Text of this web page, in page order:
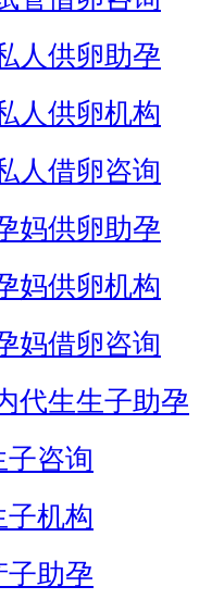
人供卵助孕
人供卵机构
人借卵咨询
妈供卵助孕
妈供卵机构
妈借卵咨询
代生生子助孕
子咨询
子机构
子助孕